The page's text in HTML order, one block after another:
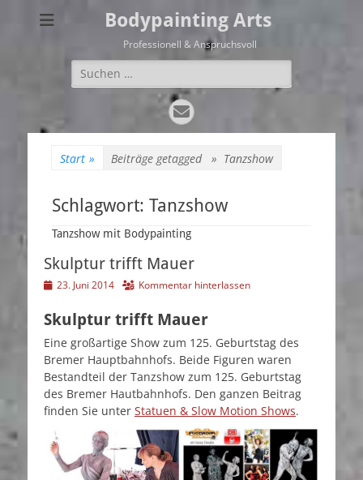
Bodypainting Arts
Professionell & Anspruchsvoll
Suchen
nach:
E-
Mail
Start » Beiträge getagged » Tanzshow
Schlagwort: Tanzshow
Tanzshow mit Bodypainting
Skulptur trifft Mauer
Veröffentlicht
23. Juni 2014 Kommentar hinterlassen
Skulptur trifft Mauer
Eine großartige Show zum 125. Geburtstag des
Bremer Hauptbahnhofs. Beide Figuren waren
Bestandteil der Tanzshow zum 125. Geburtstag
des Bremer Hautbahnhofs. Den ganzen Beitrag
finden Sie unter Statuen & Slow Motion Shows.